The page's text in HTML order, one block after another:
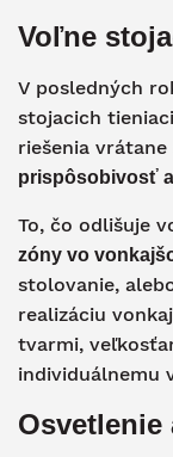
Voľne
V posledných
stojacich
riešenia
prispôsobivosť
To, čo odlišuje
zóny vo
stolovanie,
realizáciu
tvarmi,
individuálnemu
Osvetlenie